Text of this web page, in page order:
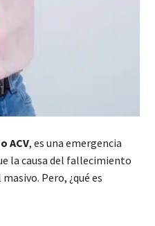
ACV, es una emergencia
la causa del fallecimiento
Pero, ¿qué es